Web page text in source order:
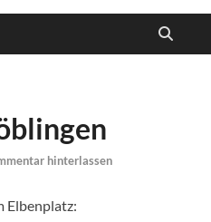
hinterlassen
Elbenplatz: